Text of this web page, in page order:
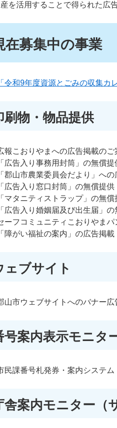
を活用することで得られた広
在募集中の事業
「令和9年度資源とごみの収集カ
刷物・物品提供
報こおりやまへの広告掲載のご
「広告入り事務用封筒」の無償
「郡山市農業委員会だより」へ
「広告入り窓口封筒」の無償提供
「マタニティストラップ」の無
「広告入り婚姻届及び出生届」
ーフコミュニティこおりやま
「障がい福祉の案内」の広告掲
ェブサイト
山市ウェブサイトへのバナー広
号案内表示モニタ
民課番号札発券・案内システム
舎案内モニター（